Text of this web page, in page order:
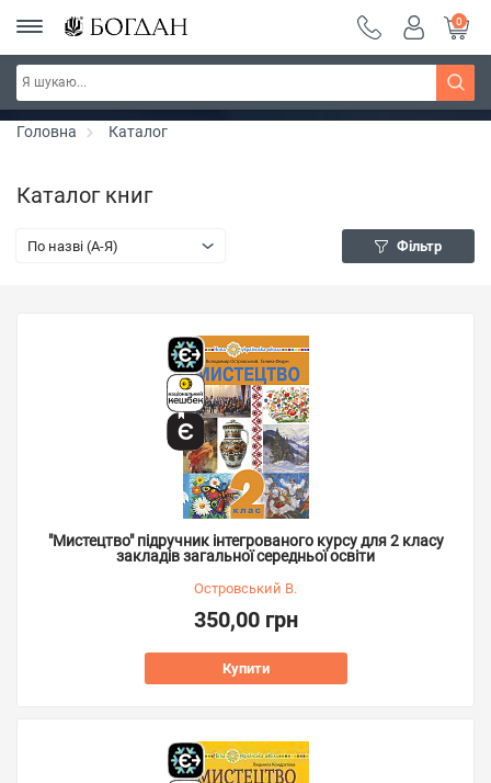
РОЗПРОДАЖ ~ 150 грн ~ 200 грн ~ 250 грн ~
300 грн ~ РОЗПРОДАЖ
Дізнатись більше
0
Головна Каталог
Каталог книг
По назві (A-Я) Фільтр
"Мистецтво" підручник інтегрованого курсу для 2 класу
закладів загальної середньої освіти
Островський В.
350,00 грн
Купити